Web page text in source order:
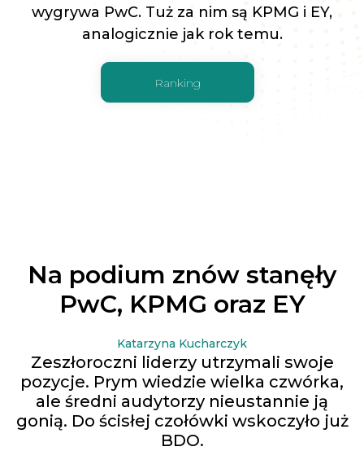
wygrywa PwC. Tuż za nim są KPMG i EY,
analogicznie jak rok temu.
Ranking
Na podium znów stanęły
PwC, KPMG oraz EY
Katarzyna Kucharczyk
Zeszłoroczni liderzy utrzymali swoje
pozycje. Prym wiedzie wielka czwórka,
ale średni audytorzy nieustannie ją
gonią. Do ścisłej czołówki wskoczyło już
BDO.